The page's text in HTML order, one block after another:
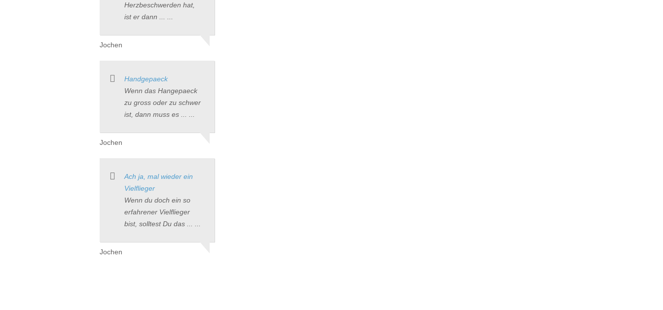
Herzbeschwerden hat,
ist er dann ... ...
Jochen
Handgepaeck
Wenn das Hangepaeck
zu gross oder zu schwer
ist, dann muss es ... ...
Jochen
Ach ja, mal wieder ein
Vielflieger
Wenn du doch ein so
erfahrener Vielflieger
bist, solltest Du das ... ...
Jochen